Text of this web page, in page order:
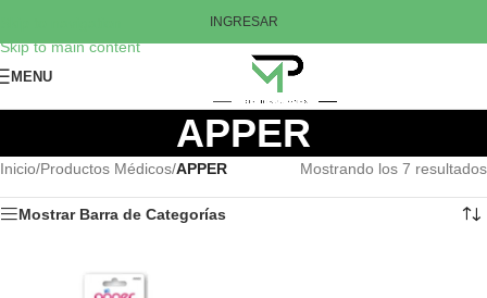
Skip to main content
INGRESAR
MENU
APPER
Inicio/Productos Médicos/APPER Mostrando los 7 resultados
Mostrar Barra de Categorías